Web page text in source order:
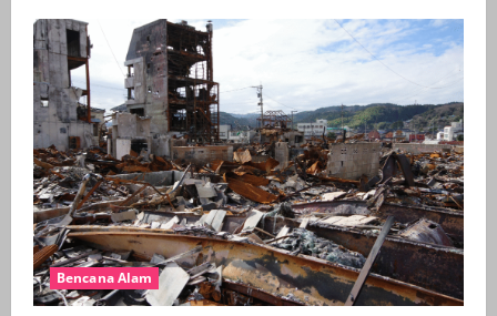
Tsunami
di
Indonesia
Pasca
Gempa
Dahsyat
M
8,7
di
Rusia,
Sejumlah
Gempa
Lokal
Juga
Guncang
Wilayah
Indonesia
Bencana Alam